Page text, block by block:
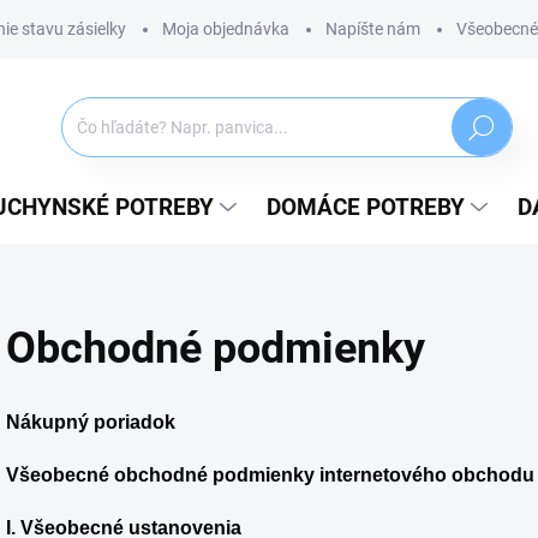
stavu zásielky Moja objednávka Napíšte nám
Hľadať
POTREBY DOMÁCE POTREBY
Obchodné podmienky
Nákupný poriadok
Všeobecné obchodné podmienky internetového obchodu
I. Všeobecné ustanovenia